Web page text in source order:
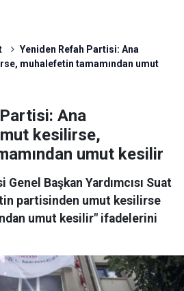
Yeniden Refah Partisi: Ana
muhalefetin tamamından umut
Ana
kesilirse,
umut kesilir
Başkan Yardımcısı Suat
partisinden umut kesilirse
umut kesilir" ifadelerini